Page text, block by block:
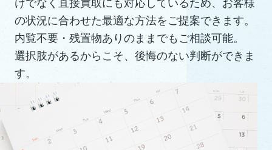
けでなく直接買取にも対応しているため、お客様
の状況に合わせた最適な方法をご提案できます。
内覧不要・残置物ありのままでもご相談可能。
選択肢があるからこそ、後悔のない判断ができま
す。